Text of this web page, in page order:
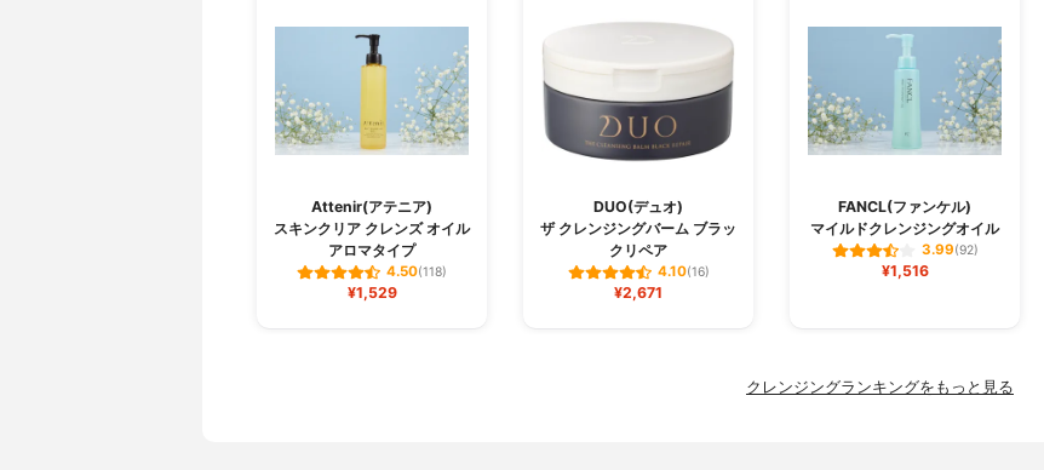
Attenir(アテニア)
スキンクリア クレンズ オイル
アロマタイプ
4.50(118)
¥1,529
DUO(デュオ)
ザ クレンジングバーム ブラッ
クリペア
4.10(16)
¥2,671
FANCL(ファンケル)
マイルドクレンジングオイル
3.99(92)
¥1,516
クレンジングランキングをもっと見る